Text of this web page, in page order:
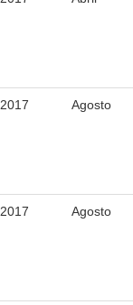
2026
2017 Agosto
2017 Agosto